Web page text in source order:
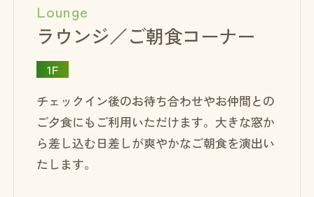
Lounge
ラウンジ／ご朝食コーナー
1F
チェックイン後のお待ち合わせやお仲間との
ご夕食にもご利用いただけます。大きな窓か
ら差し込む日差しが爽やかなご朝食を演出い
たします。